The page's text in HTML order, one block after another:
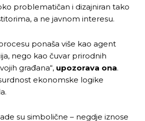
da živi!
da živi!
problematičan i dizajniran tako
a ne javnom interesu.
ponaša više kao agent
nego kao čuvar prirodnih
građana“, upozorava ona.
ekonomske logike
su simbolične – negdje iznose